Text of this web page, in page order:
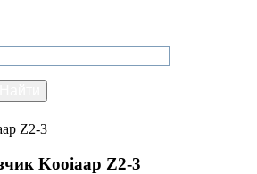
Z2-3
Kooiaap Z2-3